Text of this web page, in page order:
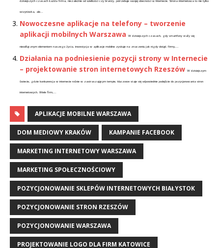
dzisiejszych czasach każda firma, niezależnie od wielkości czy branży, potrzebuje swojej obecności w Internecie. Strona internetowa to nie tylko
wizytówka, ale...
Nowoczesne aplikacje na telefony – tworzenie
aplikacji mobilnych Warszawa
W dzisiejszych czasach, gdy smartfony stały się
nieodłącznym elementem naszego życia, inwestycja w aplikacje mobilne zyskuje na znaczeniu jak nigdy dotąd. Firmy,...
Działania na podniesienie pozycji strony w Internecie
– projektowanie stron internetowych Rzeszów W dzisiejszym
świecie, gdzie konkurencja w internecie rośnie w zastraszającym tempie, kluczowe staje się odpowiednie podejście do pozycjonowania stron
internetowych. Wiele firm,...
APLIKACJE MOBILNE WARSZAWA
DOM MEDIOWY KRAKÓW KAMPANIE FACEBOOK
MARKETING INTERNETOWY WARSZAWA
MARKETING SPOŁECZNOŚCIOWY
POZYCJONOWANIE SKLEPÓW INTERNETOWYCH BIAŁYSTOK
POZYCJONOWANIE STRON RZESZÓW
POZYCJONOWANIE WARSZAWA
PROJEKTOWANIE LOGO DLA FIRM KATOWICE